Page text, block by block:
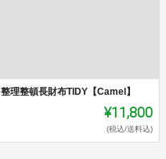
整理整頓長財布TIDY【Camel】
¥11,800
(税込/送料込)